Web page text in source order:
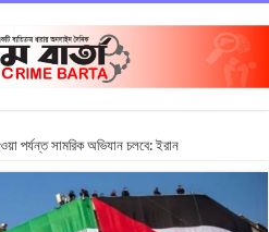
পর্যন্ত সামরিক অভিযান চলবে: ইরান